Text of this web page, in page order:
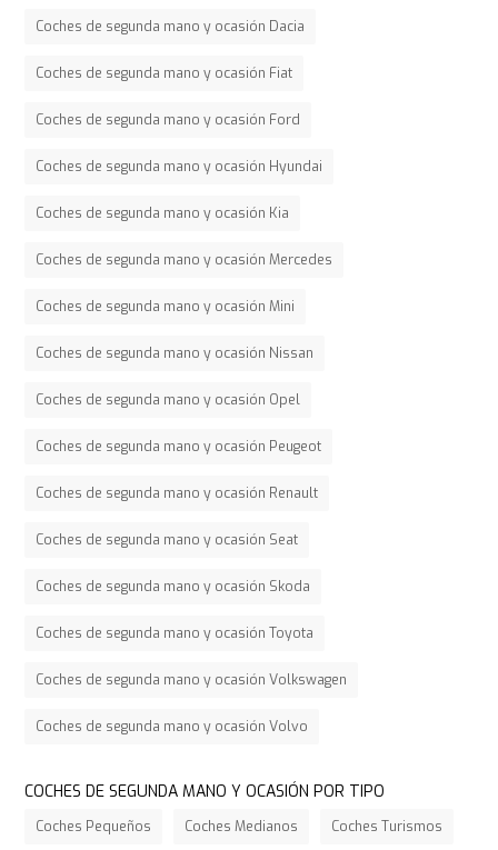
Coches de segunda mano y ocasión Dacia
Coches de segunda mano y ocasión Fiat
Coches de segunda mano y ocasión Ford
Coches de segunda mano y ocasión Hyundai
Coches de segunda mano y ocasión Kia
Coches de segunda mano y ocasión Mercedes
Coches de segunda mano y ocasión Mini
Coches de segunda mano y ocasión Nissan
Coches de segunda mano y ocasión Opel
Coches de segunda mano y ocasión Peugeot
Coches de segunda mano y ocasión Renault
Coches de segunda mano y ocasión Seat
Coches de segunda mano y ocasión Skoda
Coches de segunda mano y ocasión Toyota
Coches de segunda mano y ocasión Volkswagen
Coches de segunda mano y ocasión Volvo
COCHES DE SEGUNDA MANO Y OCASIÓN POR TIPO
Coches Pequeños Coches Medianos Coches Turismos